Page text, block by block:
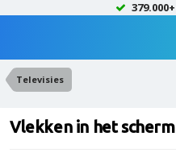
379.000+
Televisies
Vlekken in het scherm